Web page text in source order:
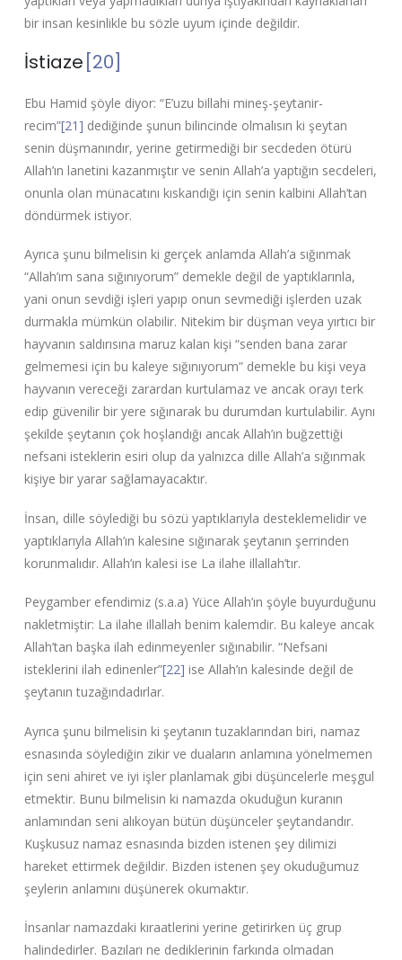
bir insan kesinlikle bu sözle uyum içinde değildir.
İstiaze [20]
Ebu Hamid şöyle diyor: “E’uzu billahi mineş-şeytanir-
recim”[21] dediğinde şunun bilincinde olmalısın ki şeytan
senin düşmanındır, yerine getirmediği bir secdeden ötürü
Allah’ın lanetini kazanmıştır ve senin Allah’a yaptığın secdeleri,
onunla olan münacatını kıskandığı için senin kalbini Allah’tan
döndürmek istiyor.
Ayrıca şunu bilmelisin ki gerçek anlamda Allah’a sığınmak
“Allah’ım sana sığınıyorum” demekle değil de yaptıklarınla,
yani onun sevdiği işleri yapıp onun sevmediği işlerden uzak
durmakla mümkün olabilir. Nitekim bir düşman veya yırtıcı bir
hayvanın saldırısına maruz kalan kişi “senden bana zarar
gelmemesi için bu kaleye sığınıyorum” demekle bu kişi veya
hayvanın vereceği zarardan kurtulamaz ve ancak orayı terk
edip güvenilir bir yere sığınarak bu durumdan kurtulabilir. Aynı
şekilde şeytanın çok hoşlandığı ancak Allah’ın buğzettiği
nefsani isteklerin esiri olup da yalnızca dille Allah’a sığınmak
kişiye bir yarar sağlamayacaktır.
İnsan, dille söylediği bu sözü yaptıklarıyla desteklemelidir ve
yaptıklarıyla Allah’ın kalesine sığınarak şeytanın şerrinden
korunmalıdır. Allah’ın kalesi ise La ilahe illallah’tır.
Peygamber efendimiz (s.a.a) Yüce Allah’ın şöyle buyurduğunu
nakletmiştir: La ilahe illallah benim kalemdir. Bu kaleye ancak
Allah’tan başka ilah edinmeyenler sığınabilir. “Nefsani
isteklerini ilah edinenler”[22] ise Allah’ın kalesinde değil de
şeytanın tuzağındadırlar.
Ayrıca şunu bilmelisin ki şeytanın tuzaklarından biri, namaz
esnasında söylediğin zikir ve duaların anlamına yönelmemen
için seni ahiret ve iyi işler planlamak gibi düşüncelerle meşgul
etmektir. Bunu bilmelisin ki namazda okuduğun kuranın
anlamından seni alıkoyan bütün düşünceler şeytandandır.
Kuşkusuz namaz esnasında bizden istenen şey dilimizi
hareket ettirmek değildir. Bizden istenen şey okuduğumuz
şeylerin anlamını düşünerek okumaktır.
İnsanlar namazdaki kıraatlerini yerine getirirken üç grup
halindedirler. Bazıları ne dediklerinin farkında olmadan